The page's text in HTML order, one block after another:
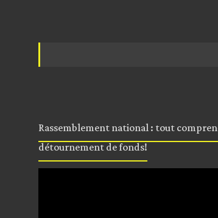
Rassemblement national : tout
détournement de fonds!